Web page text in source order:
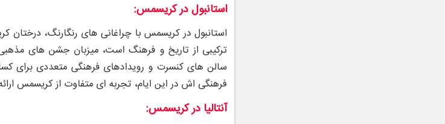
استانبول در کریسمس:
استانبول در کریسمس با چراغانی‌ های رنگارنگ،
ترکیبی از تاریخ و فرهنگ است، میزبان جشن‌ های
سالن‌ های کنسرت و رویدادهای فرهنگی متعددی برای
فرهنگی ‌اش در این ایام، تجربه ‌ای متفاوت از کریسمس
آنتالیا در کریسمس: